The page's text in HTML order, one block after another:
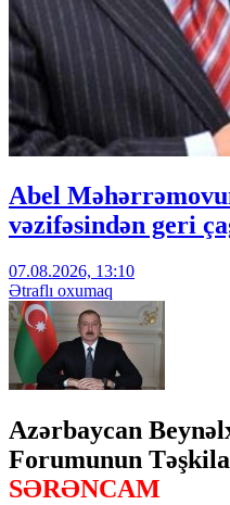
Abel
vəzifəsindən geri
07.08.2026, 13:10
Ətraflı oxumaq
Azərbaycan
Forumunun
SƏRƏNCAM